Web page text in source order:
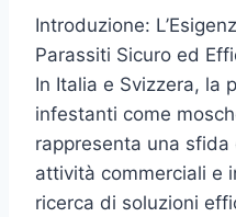
Introduzione:
Parassiti Sicuro ed
In Italia e Svizzera, la
infestanti come
rappresenta una
attività commerciali e
ricerca di soluzioni